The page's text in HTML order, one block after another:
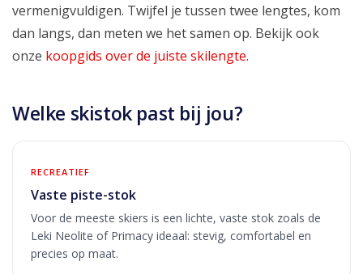
vermenigvuldigen. Twijfel je tussen twee lengtes, kom
dan langs, dan meten we het samen op. Bekijk ook
onze koopgids over de juiste skilengte.
Welke skistok past bij jou?
RECREATIEF
Vaste piste-stok
Voor de meeste skiers is een lichte, vaste stok zoals de
Leki Neolite of Primacy ideaal: stevig, comfortabel en
precies op maat.